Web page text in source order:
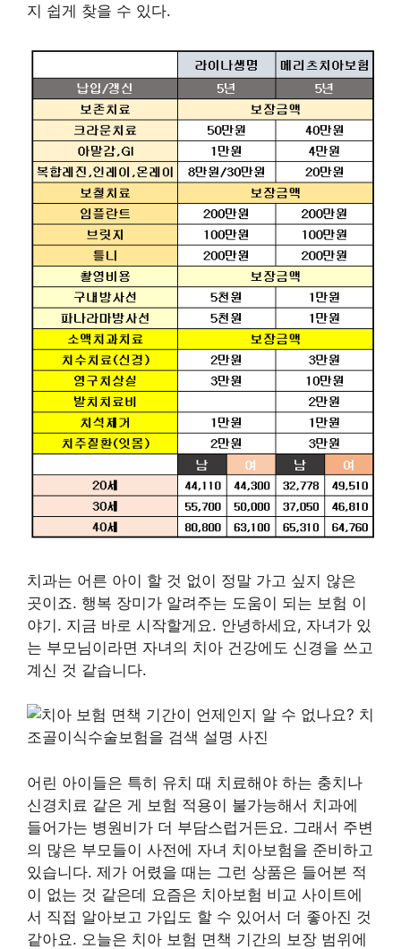
지 쉽게 찾을 수 있다.
치과는 어른 아이 할 것 없이 정말 가고 싶지 않은
곳이죠. 행복 장미가 알려주는 도움이 되는 보험 이
야기. 지금 바로 시작할게요. 안녕하세요, 자녀가 있
는 부모님이라면 자녀의 치아 건강에도 신경을 쓰고
계신 것 같습니다.
어린 아이들은 특히 유치 때 치료해야 하는 충치나
신경치료 같은 게 보험 적용이 불가능해서 치과에
들어가는 병원비가 더 부담스럽거든요. 그래서 주변
의 많은 부모들이 사전에 자녀 치아보험을 준비하고
있습니다. 제가 어렸을 때는 그런 상품은 들어본 적
이 없는 것 같은데 요즘은 치아보험 비교 사이트에
서 직접 알아보고 가입도 할 수 있어서 더 좋아진 것
같아요. 오늘은 치아 보험 면책 기간의 보장 범위에